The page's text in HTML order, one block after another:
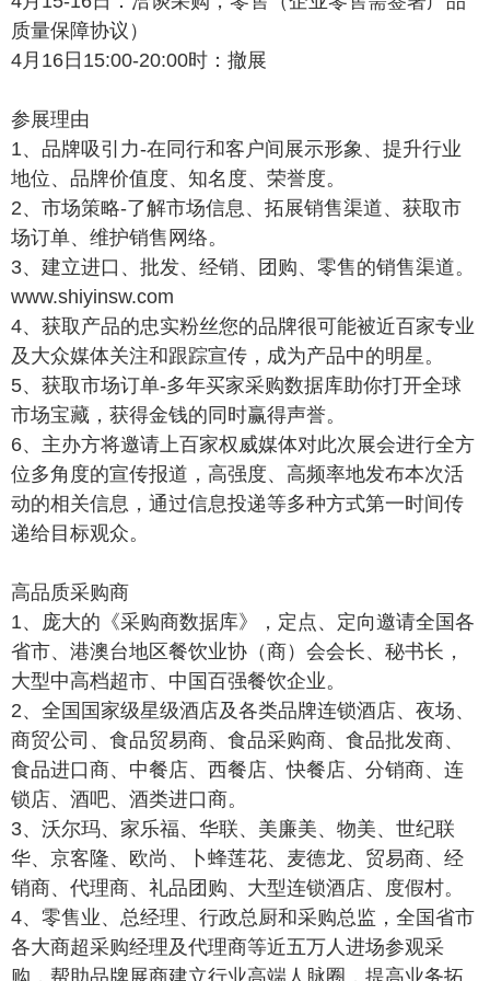
质量保障协议）
4月16日15:00-20:00时：撤展
参展理由
1、品牌吸引力-在同行和客户间展示形象、提升行业
地位、品牌价值度、知名度、荣誉度。
2、市场策略-了解市场信息、拓展销售渠道、获取市
场订单、维护销售网络。
3、建立进口、批发、经销、团购、零售的销售渠道。
www.shiyinsw.com
4、获取产品的忠实粉丝您的品牌很可能被近百家专业
及大众媒体关注和跟踪宣传，成为产品中的明星。
5、获取市场订单-多年买家采购数据库助你打开全球
市场宝藏，获得金钱的同时赢得声誉。
6、主办方将邀请上百家权威媒体对此次展会进行全方
位多角度的宣传报道，高强度、高频率地发布本次活
动的相关信息，通过信息投递等多种方式第一时间传
递给目标观众。
高品质采购商
1、庞大的《采购商数据库》，定点、定向邀请全国各
省市、港澳台地区餐饮业协（商）会会长、秘书长，
大型中高档超市、中国百强餐饮企业。
2、全国国家级星级酒店及各类品牌连锁酒店、夜场、
商贸公司、食品贸易商、食品采购商、食品批发商、
食品进口商、中餐店、西餐店、快餐店、分销商、连
锁店、酒吧、酒类进口商。
3、沃尔玛、家乐福、华联、美廉美、物美、世纪联
华、京客隆、欧尚、卜蜂莲花、麦德龙、贸易商、经
销商、代理商、礼品团购、大型连锁酒店、度假村。
4、零售业、总经理、行政总厨和采购总监，全国省市
各大商超采购经理及代理商等近五万人进场参观采
购，帮助品牌展商建立行业高端人脉圈，提高业务拓